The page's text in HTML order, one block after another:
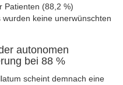
Patienten (88,2 %)
keine unerwünschten
autonomen
bei 88 %
scheint demnach eine